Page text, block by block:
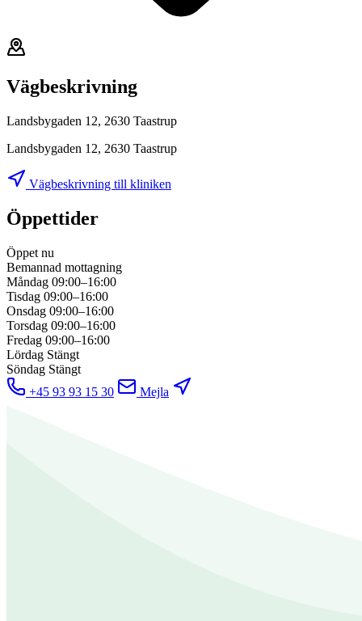
Vägbeskrivning
Landsbygaden 12, 2630 Taastrup
Landsbygaden 12, 2630 Taastrup
Vägbeskrivning till kliniken
Öppettider
Öppet nu
Bemannad mottagning
Måndag 09:00–16:00
Tisdag 09:00–16:00
Onsdag 09:00–16:00
Torsdag 09:00–16:00
Fredag 09:00–16:00
Lördag Stängt
Söndag Stängt
+45 93 93 15 30
Mejla